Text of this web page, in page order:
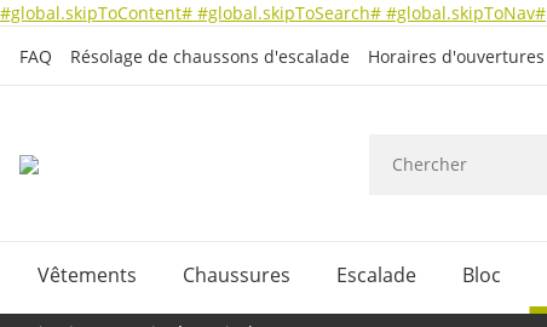
#global.skipToContent# #global.skipToSearch# #global.skipToNav#
FAQ
Résolage de chaussons d'escalade Horaires d'ouvertures
Vêtements Chaussures Escalade Bloc